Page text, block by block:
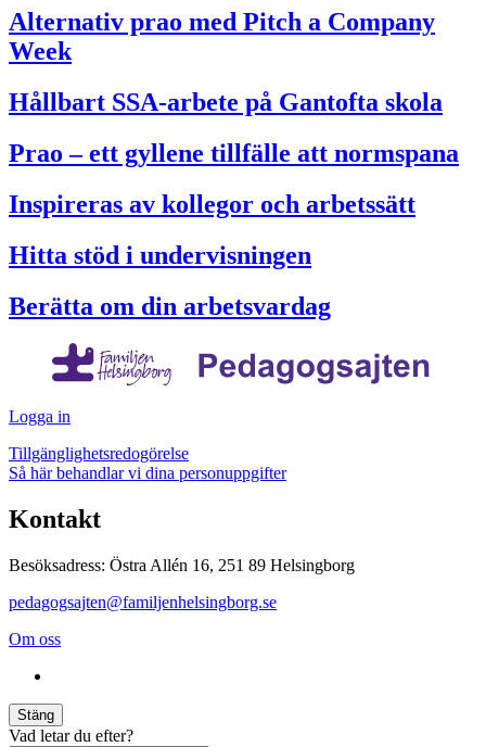
Alternativ prao med Pitch a Company
Week
Hållbart SSA-arbete på Gantofta skola
Prao – ett gyllene tillfälle att normspana
Inspireras av kollegor och arbetssätt
Hitta stöd i undervisningen
Berätta om din arbetsvardag
Logga in
Tillgänglighetsredogörelse
Så här behandlar vi dina personuppgifter
Kontakt
Besöksadress: Östra Allén 16, 251 89 Helsingborg
pedagogsajten@familjenhelsingborg.se
Om oss
Stäng
Vad letar du efter?